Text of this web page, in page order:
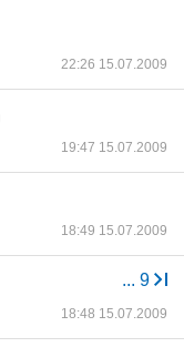
22:26 15.07.2009
19:47 15.07.2009
18:49 15.07.2009
... 9
18:48 15.07.2009